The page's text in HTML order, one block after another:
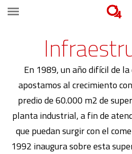
En 1989, un año difícil de
apostamos al crecimiento
predio de 60.000 m2 de
planta industrial, a fin de
que puedan surgir con el
1992 inaugura sobre esta